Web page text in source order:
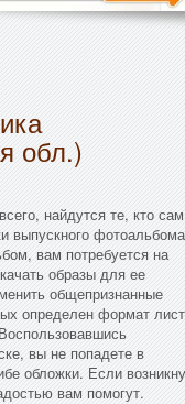
обл.)
найдутся те, кто сам
выпускного
вам потребуется на
образы для ее
общепризнанные
определен формат
вы не попадете в
обложки. Если
вам помогут.